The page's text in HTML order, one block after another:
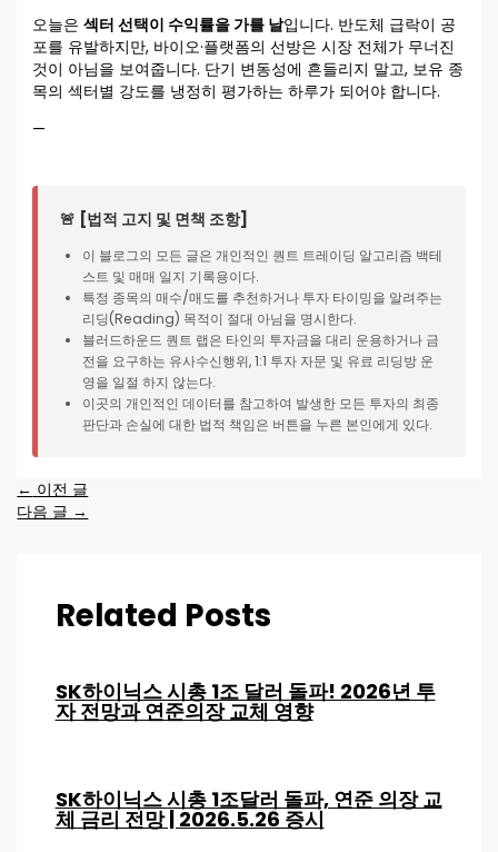
오늘은섹터 선택이 수익률을 가를 날입니다. 반도체 급락이 공
포를 유발하지만, 바이오·플랫폼의 선방은 시장 전체가 무너진
것이 아님을 보여줍니다. 단기 변동성에 흔들리지 말고, 보유 종
목의 섹터별 강도를 냉정히 평가하는 하루가 되어야 합니다.
—
🚨 [법적 고지 및 면책 조항]
이 블로그의 모든 글은 개인적인 퀀트 트레이딩 알고리즘 백테
스트 및 매매 일지 기록용이다.
특정 종목의 매수/매도를 추천하거나 투자 타이밍을 알려주는
리딩(Reading) 목적이 절대 아님을 명시한다.
블러드하운드 퀀트 랩은 타인의 투자금을 대리 운용하거나 금
전을 요구하는 유사수신행위, 1:1 투자 자문 및 유료 리딩방 운
영을 일절 하지 않는다.
이곳의 개인적인 데이터를 참고하여 발생한 모든 투자의 최종
판단과 손실에 대한 법적 책임은 버튼을 누른 본인에게 있다.
← 이전 글
다음 글 →
Related Posts
SK하이닉스 시총 1조 달러 돌파! 2026년 투
자 전망과 연준의장 교체 영향
SK하이닉스 시총 1조달러 돌파, 연준 의장 교
체 금리 전망 | 2026.5.26 증시